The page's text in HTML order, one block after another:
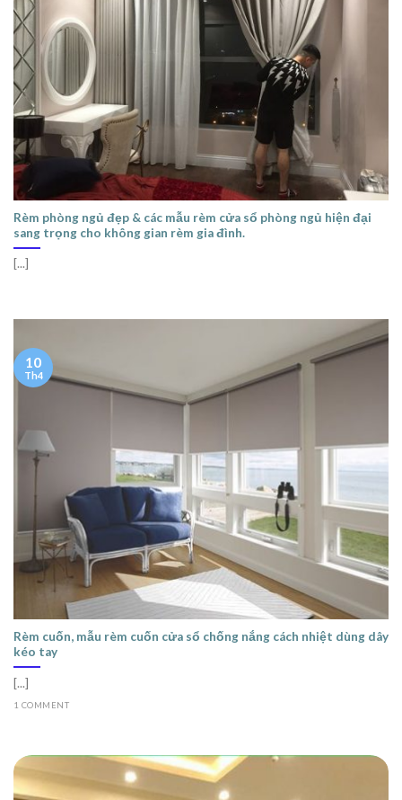
Rèm phòng ngủ đẹp & các mẫu rèm cửa sổ phòng ngủ hiện đại
sang trọng cho không gian rèm gia đình.
[...]
Rèm cuốn, mẫu rèm cuốn cửa sổ chống nắng cách nhiệt dùng dây
kéo tay
[...]
1 COMMENT
10
Th4